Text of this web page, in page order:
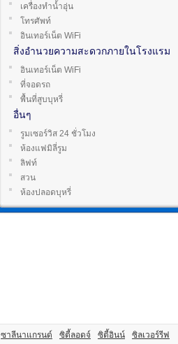
เครื่องทำน้ำอุ่น
โทรศัพท์
อินเทอร์เน็ต WiFi
สิ่งอำนวยความสะดวกภายในโรงแรม
อินเทอร์เน็ต WiFi
ที่จอดรถ
พื้นที่สูบบุหรี่
อื่นๆ
รูมเซอร์วิส 24 ชั่วโมง
ห้องแฟมิลี่รูม
ลิฟท์
สวน
ห้องปลอดบุหรี่
ซาลีนาแกรนด์ ซิตี้ลอดจ์ ซิตี้อินน์ ซิลเวอร์รีฟ